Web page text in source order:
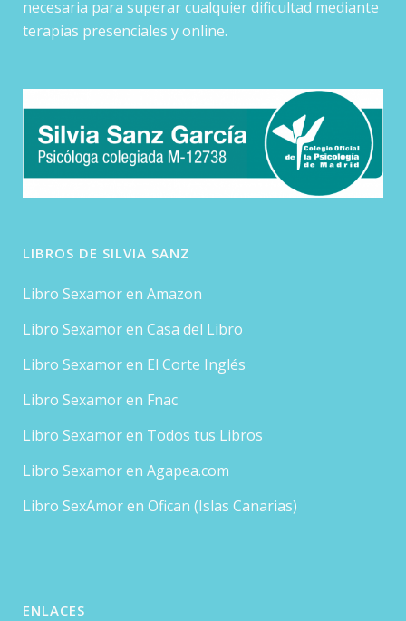
necesaria para superar cualquier dificultad mediante
terapias presenciales y online.
LIBROS DE SILVIA SANZ
Libro Sexamor en Amazon
Libro Sexamor en Casa del Libro
Libro Sexamor en El Corte Inglés
Libro Sexamor en Fnac
Libro Sexamor en Todos tus Libros
Libro Sexamor en Agapea.com
Libro SexAmor en Ofican (Islas Canarias)
ENLACES